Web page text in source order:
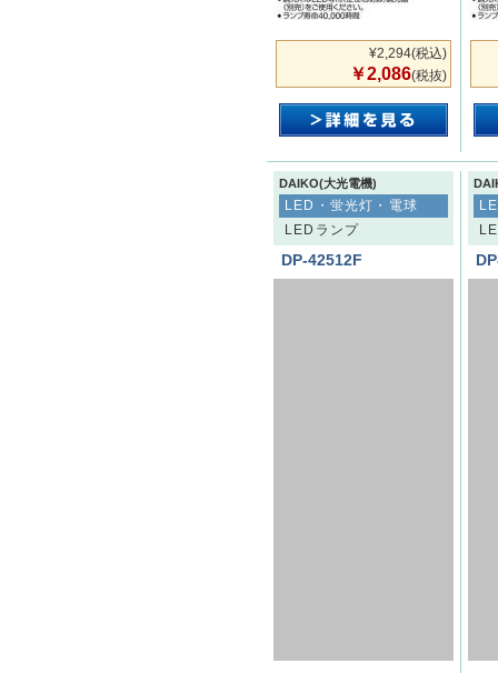
¥2,294(税込)
￥2,086(税抜)
DAIKO(大光電機)
LED・蛍光灯・電球
LEDランプ
DP-42512F